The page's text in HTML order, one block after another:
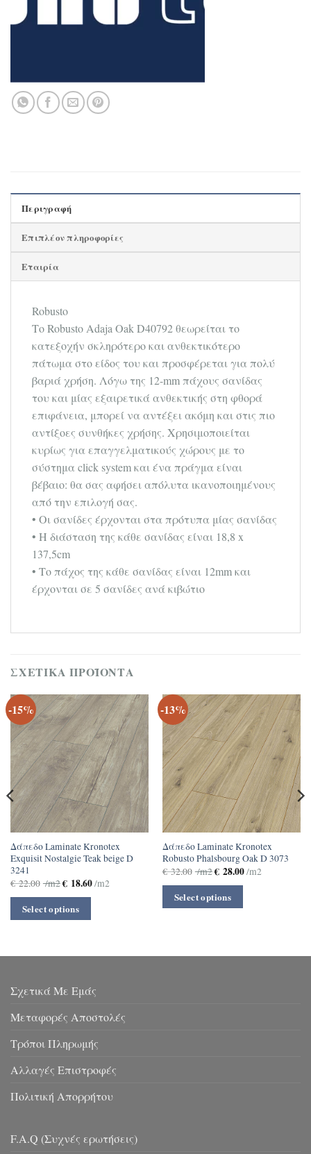
Περιγραφή
Επιπλέον πληροφορίες
Εταιρία
Robusto
Το Robusto Adaja Oak D40792 θεωρείται το
κατεξοχήν σκληρότερο και ανθεκτικότερο
πάτωμα στο είδος του και προσφέρεται για πολύ
βαριά χρήση. Λόγω της 12-mm πάχους σανίδας
του και μίας εξαιρετικά ανθεκτικής στη φθορά
επιφάνεια, μπορεί να αντέξει ακόμη και στις πιο
αντίξοες συνθήκες χρήσης. Χρησιμοποιείται
κυρίως για επαγγελματικούς χώρους με το
σύστημα click system και ένα πράγμα είναι
βέβαιο: θα σας αφήσει απόλυτα ικανοποιημένους
από την επιλογή σας.
• Οι σανίδες έρχονται στα πρότυπα μίας σανίδας
• Η διάσταση της κάθε σανίδας είναι 18,8 x
137,5cm
• Το πάχος της κάθε σανίδας είναι 12mm και
έρχονται σε 5 σανίδες ανά κιβώτιο
ΣΧΕΤΙΚΆ ΠΡΟΪΌΝΤΑ
-15%
Δάπεδο Laminate Kronotex
Exquisit Nostalgie Teak beige D
3241
€22.00 /m2€18.60/m2
Select options
-13%
Δάπεδο Laminate Kronotex
Robusto Phalsbourg Oak D 3073
€32.00 /m2€28.00/m2
Select options
Σχετικά Με Εμάς
Μεταφορές Αποστολές
Τρόποι Πληρωμής
Αλλαγές Επιστροφές
Πολιτική Απορρήτου
F.A.Q (Συχνές ερωτήσεις)